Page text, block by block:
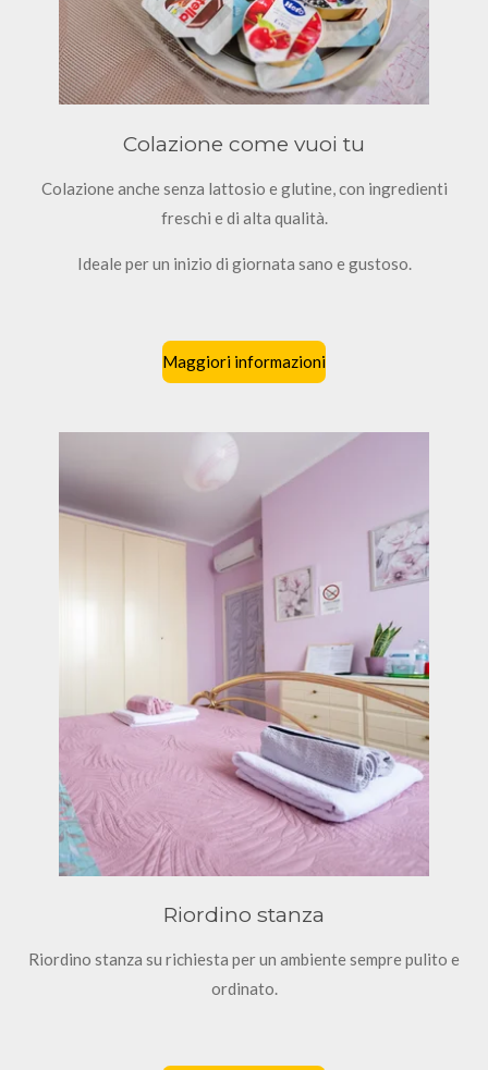
Colazione come vuoi tu
Colazione anche senza lattosio e glutine, con ingredienti
freschi e di alta qualità.
Ideale per un inizio di giornata sano e gustoso.
Maggiori informazioni
Riordino stanza
Riordino stanza su richiesta per un ambiente sempre pulito e
ordinato.